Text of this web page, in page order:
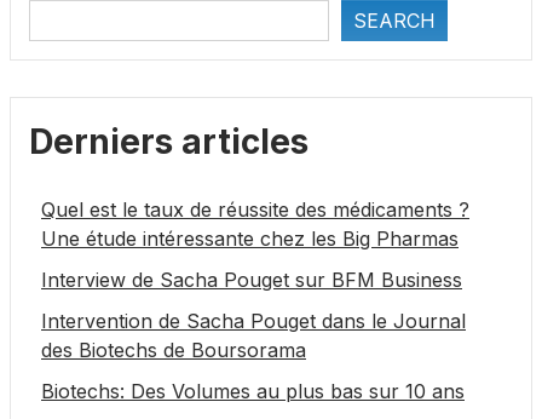
SEARCH
Derniers articles
Quel est le taux de réussite des médicaments ?
Une étude intéressante chez les Big Pharmas
Interview de Sacha Pouget sur BFM Business
Intervention de Sacha Pouget dans le Journal
des Biotechs de Boursorama
Biotechs: Des Volumes au plus bas sur 10 ans